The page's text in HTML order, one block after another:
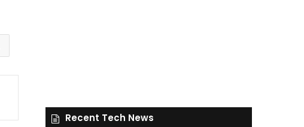
Recent Tech News